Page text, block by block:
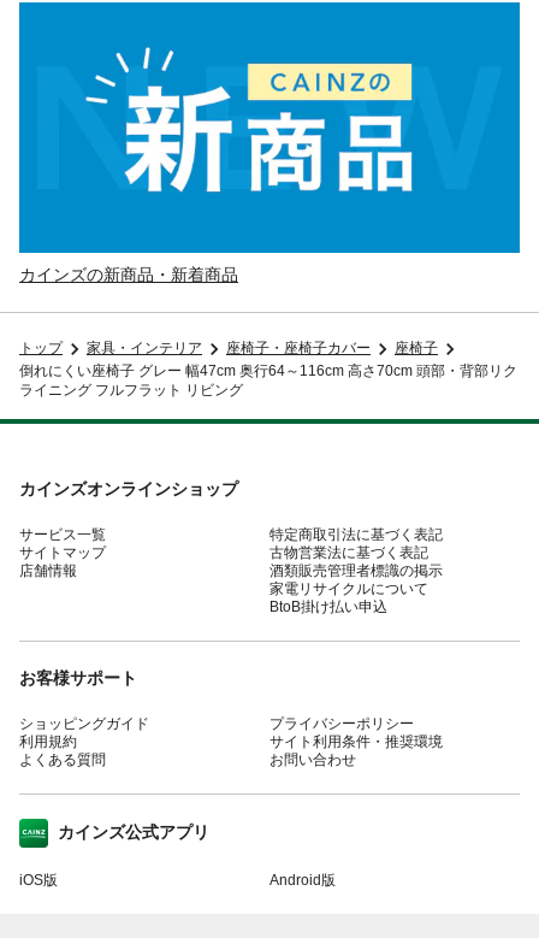
カインズの新商品・新着商品
トップ 家具・インテリア 座椅子・座椅子カバー
座椅子
倒れにくい座椅子 グレー 幅47cm 奥行64～116cm 高さ70cm 頭部・背部リク
ライニング フルフラット リビング
カインズオンラインショップ
サービス一覧
サイトマップ
店舗情報
特定商取引法に基づく表記
古物営業法に基づく表記
酒類販売管理者標識の掲示
家電リサイクルについて
BtoB掛け払い申込
お客様サポート
ショッピングガイド
利用規約
よくある質問
プライバシーポリシー
サイト利用条件・推奨環境
お問い合わせ
カインズ公式アプリ
iOS版 Android版